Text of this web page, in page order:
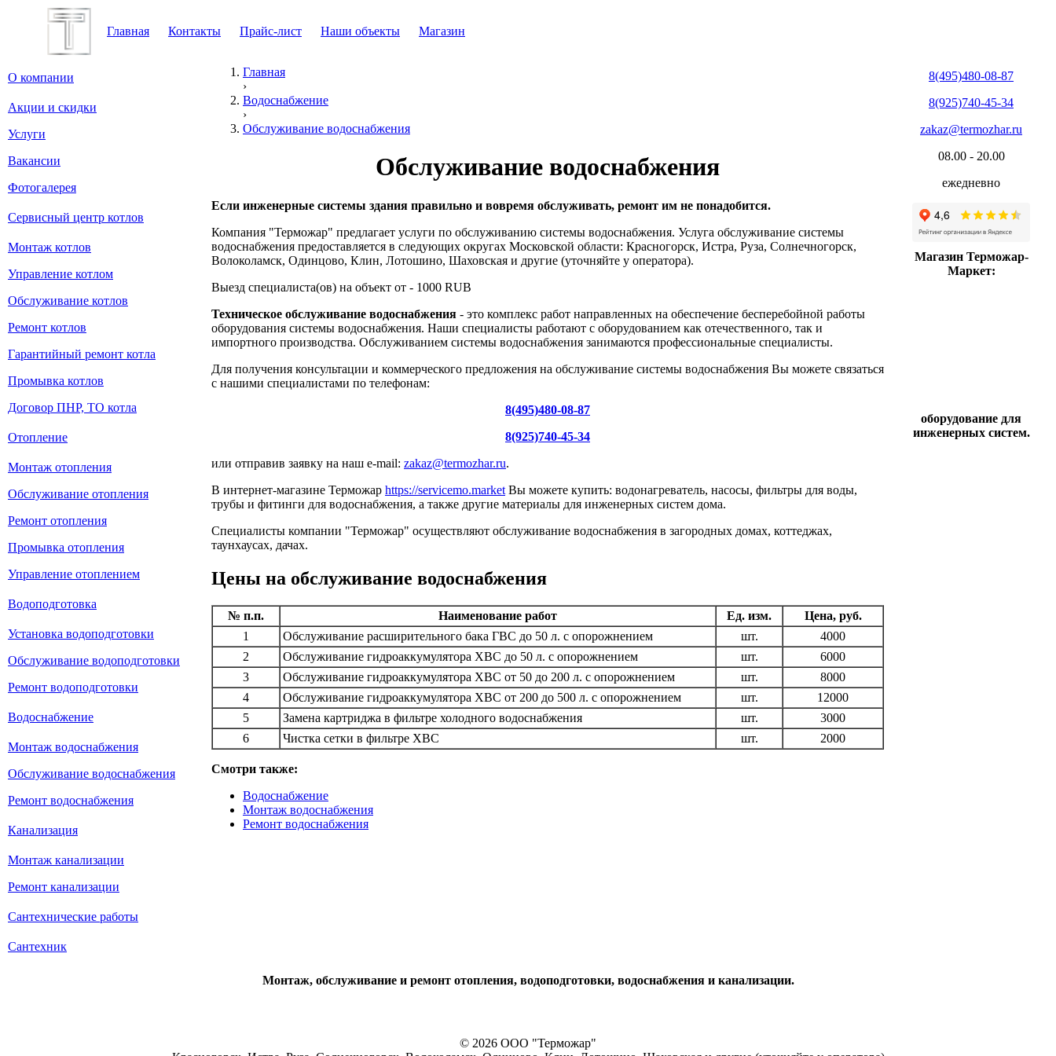
Главная Контакты Прайс-лист Наши объекты Магазин
О компании
Акции и скидки
Услуги
Вакансии
Фотогалерея
Сервисный центр котлов
Монтаж котлов
Управление котлом
Обслуживание котлов
Ремонт котлов
Гарантийный ремонт котла
Промывка котлов
Договор ПНР, ТО котла
Отопление
Монтаж отопления
Обслуживание отопления
Ремонт отопления
Промывка отопления
Управление отоплением
Водоподготовка
Установка водоподготовки
Обслуживание водоподготовки
Ремонт водоподготовки
Водоснабжение
Монтаж водоснабжения
Обслуживание водоснабжения
Ремонт водоснабжения
Канализация
Монтаж канализации
Ремонт канализации
Сантехнические работы
Сантехник
Главная
›
Водоснабжение
›
Обслуживание водоснабжения
Обслуживание водоснабжения
Если инженерные системы здания правильно и вовремя обслуживать, ремонт им не понадобится.
Компания "Терможар" предлагает услуги по обслуживанию системы водоснабжения. Услуга обслуживание системы
водоснабжения предоставляется в следующих округах Московской области: Красногорск, Истра, Руза, Солнечногорск,
Волоколамск, Одинцово, Клин, Лотошино, Шаховская и другие (уточняйте у оператора).
Выезд специалиста(ов) на объект от - 1000 RUB
Техническое обслуживание водоснабжения - это комплекс работ направленных на обеспечение бесперебойной работы
оборудования системы водоснабжения. Наши специалисты работают с оборудованием как отечественного, так и
импортного производства. Обслуживанием системы водоснабжения занимаются профессиональные специалисты.
Для получения консультации и коммерческого предложения на обслуживание системы водоснабжения Вы можете связаться
с нашими специалистами по телефонам:
8(495)480-08-87
8(925)740-45-34
или отправив заявку на наш e-mail: zakaz@termozhar.ru.
В интернет-магазине Терможар https://servicemo.market Вы можете купить: водонагреватель, насосы, фильтры для воды,
трубы и фитинги для водоснабжения, а также другие материалы для инженерных систем дома.
Специалисты компании "Терможар" осуществляют обслуживание водоснабжения в загородных домах, коттеджах,
таунхаусах, дачах.
Цены на обслуживание водоснабжения
№ п.п. Наименование работ Ед. изм.
Цена, руб.
1
Обслуживание расширительного бака ГВС до 50 л. с опорожнением шт.
4000
2
Обслуживание гидроаккумулятора ХВС до 50 л. с опорожнением шт.
6000
3
Обслуживание гидроаккумулятора ХВС от 50 до 200 л. с опорожнением шт.
8000
4
Обслуживание гидроаккумулятора ХВС от 200 до 500 л. с опорожнением шт.
12000
5
Замена картриджа в фильтре холодного водоснабжения шт.
3000
6
Чистка сетки в фильтре ХВС шт. 2000
Смотри также:
Водоснабжение
Монтаж водоснабжения
Ремонт водоснабжения
8(495)480-08-87
8(925)740-45-34
zakaz@termozhar.ru
08.00 - 20.00
ежедневно
Магазин Терможар-
Маркет:
оборудование для
инженерных систем.
Монтаж, обслуживание и ремонт отопления, водоподготовки, водоснабжения и канализации.
© 2026 ООО "Терможар"